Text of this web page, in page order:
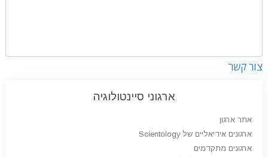
צור קשר
ארגוני סיינטולוגיה
אתר ארגון
ארגונים אידיאליים של Scientology
ארגונים מתקדמים